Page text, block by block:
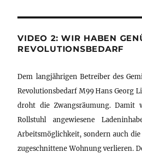
VIDEO 2: WIR HABEN
REVOLUTIONSBEDARF
Dem langjährigen Betreiber des
Revolutionsbedarf M99 Hans Georg
droht die Zwangsräumung. Damit
Rollstuhl angewiesene
Arbeitsmöglichkeit, sondern auch die
zugeschnittene Wohnung verlieren.